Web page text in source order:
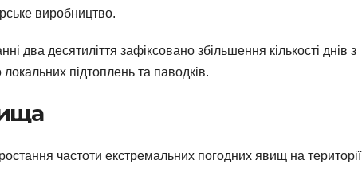
виробництво.
два десятиліття зафіксовано збільшення кількості днів з
підтоплень та паводків.
частоти екстремальних погодних явищ на території